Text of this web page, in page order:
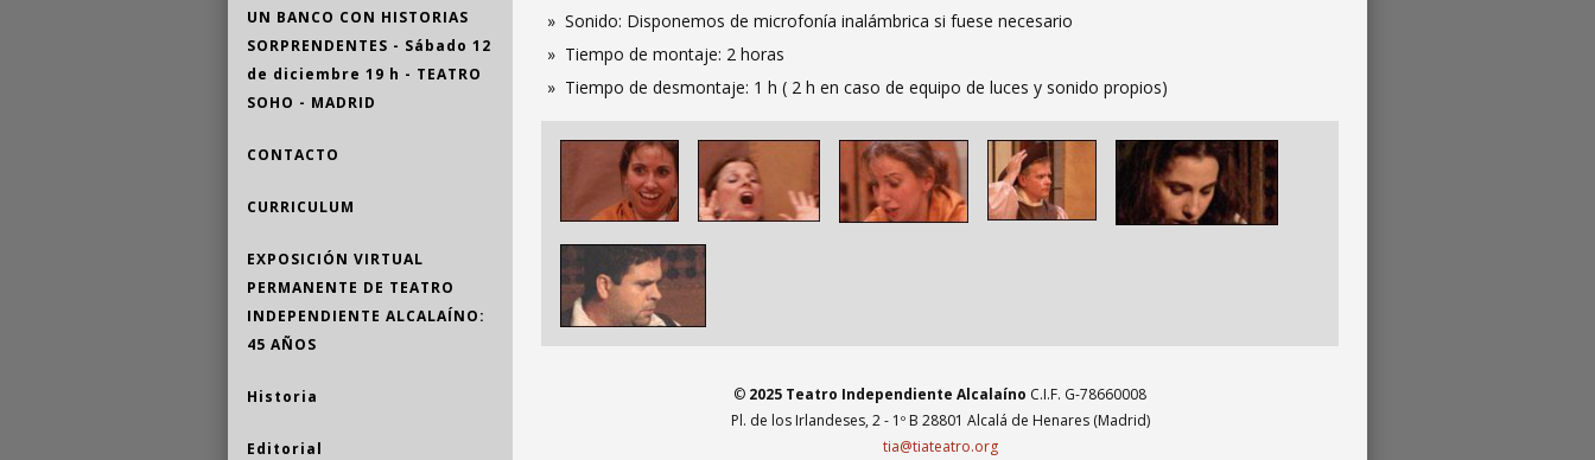
UN BANCO CON HISTORIAS
SORPRENDENTES - Sábado 12
de diciembre 19 h - TEATRO
SOHO - MADRID
CONTACTO
CURRICULUM
EXPOSICIÓN VIRTUAL
PERMANENTE DE TEATRO
INDEPENDIENTE ALCALAÍNO:
45 AÑOS
Historia
Editorial
Sonido: Disponemos de microfonía inalámbrica si fuese necesario
Tiempo de montaje: 2 horas
Tiempo de desmontaje: 1 h ( 2 h en caso de equipo de luces y sonido propios)
Imagen Imagen Imagen Imagen Imagen
Imagen
© 2025 Teatro Independiente Alcalaíno C.I.F. G-78660008
Pl. de los Irlandeses, 2 - 1º B 28801 Alcalá de Henares (Madrid)
tia@tiateatro.org